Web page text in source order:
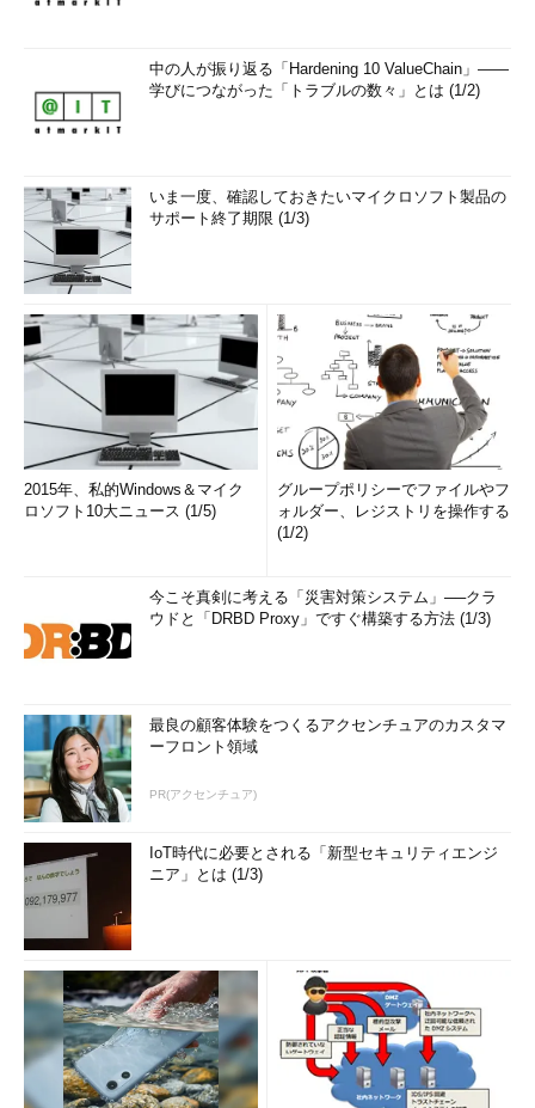
中の人が振り返る「Hardening 10 ValueChain」――
学びにつながった「トラブルの数々」とは (1/2)
いま一度、確認しておきたいマイクロソフト製品の
サポート終了期限 (1/3)
2015年、私的Windows＆マイク
ロソフト10大ニュース (1/5)
グループポリシーでファイルやフ
ォルダー、レジストリを操作する
(1/2)
今こそ真剣に考える「災害対策システム」──クラ
ウドと「DRBD Proxy」ですぐ構築する方法 (1/3)
最良の顧客体験をつくるアクセンチュアのカスタマ
ーフロント領域
PR(アクセンチュア)
IoT時代に必要とされる「新型セキュリティエンジ
ニア」とは (1/3)